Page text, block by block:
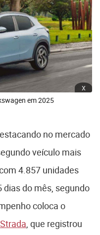
x
em 2025
no mercado
veículo mais
4.857 unidades
do mês, segundo
coloca o
, que registrou